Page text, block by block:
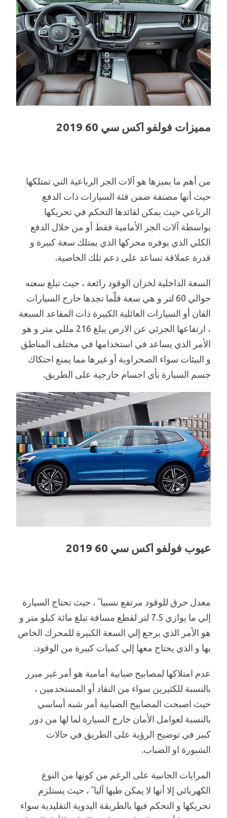
مميزات فولفو اكس سي 60 2019
من أهم ما يميزها هو آلات الجر الرباعية التي تمتلكها
حيث أنها مصنفة ضمن فئة السيارات ذات الدفع
الرباعي حيث يمكن لقائدها التحكم في تحريكها
بواسطة آلات الجر الأمامية فقط أو من خلال الدفع
الكلي الذي يوفره محركها الذي يمتلك سعة كبيرة و
قدرة عملاقة تساعد على دعم تلك الخاصية.
السعة الداخلية لخزان الوقود رائعة ، حيث تبلغ سعته
حوالي 60 لتر و هي سعة قلّما تجدها خارج السيارات
الفان أو السيارات العائلية الكبيرة ذات المقاعد السبعة
، ارتفاعها الجزئي عن الارض يبلغ 216 مللي متر و هو
الأمر الذي يساعد في استخدامها في مختلف المناطق
و البيئات سواء الصحراوية أو غيرها مما يمنع احتكاك
جسم السيارة بأي اجسام خارجية على الطريق.
عيوب فولفو اكس سي 60 2019
معدل حرق للوقود مرتفع نسبيا ً ، حيث تحتاج السيارة
إلي ما يوازي 7.5 لتر لقطع مسافة تبلغ مائة كيلو متر و
هو الأمر الذي يرجع إلي السعة الكبيرة للمحرك الخاص
بها و الذي يحتاج معها إلي كميات كبيرة من الوقود.
عدم امتلاكها لمصابيح ضبابية أمامية هو أمر غير مبرر
بالنسبة للكثيرين سواء من النقاد أو المستخدمين ،
حيث اصبحت المصابيح الضبابية أمر شبه أساسي
بالنسبة لعوامل الأمان خارج السيارة لما لها من دور
كبير في توضيح الرؤية على الطريق في حالات
الشبورة او الضباب.
المرايات الجانبية على الرغم من كونها من النوع
الكهربائي إلا أنها لا يمكن طيها آليا ً ، حيث يستلزم
تحريكها و التحكم فيها بالطريقة اليدوية التقليدية سواء